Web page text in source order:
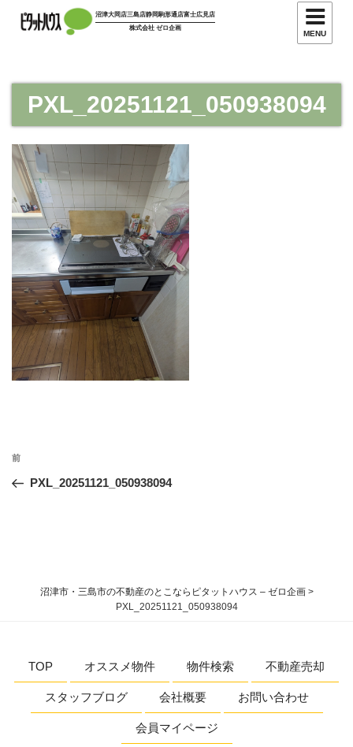
ツ
沼津大岡店三島店静岡駒形通店富士広見店
株式会社 ゼロ企画
MENU
PXL_20251121_050938094
投
ナ
過
去
前
PXL_20251121_050938094
沼津市・三島市の不動産のとこならピタットハウス – ゼロ企画>
PXL_20251121_050938094
TOP オススメ物件 物件検索 不動産売却
スタッフブログ 会社概要 お問い合わせ
会員マイページ